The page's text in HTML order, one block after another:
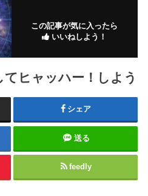
この記事が気に入ったら
いいねしよう！
ヒャッハー！しよう
シェア
送る
feedly